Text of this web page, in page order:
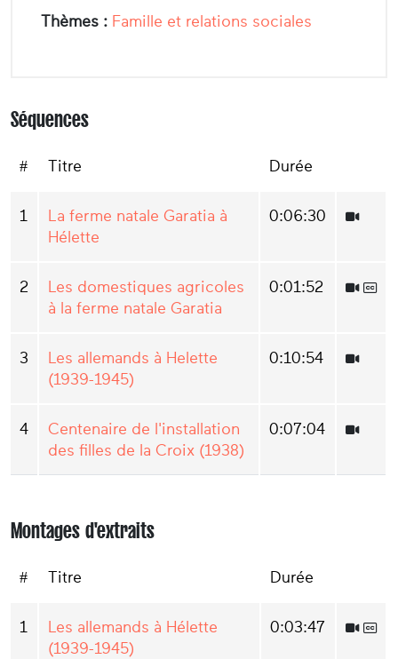
Thèmes : Famille et relations sociales
Séquences
# Titre Durée
1
La ferme natale Garatia à
Hélette
0:06:30
2
Les domestiques agricoles
à la ferme natale Garatia
0:01:52
3
Les allemands à Helette
(1939-1945)
0:10:54
4
Centenaire de l'installation
des filles de la Croix (1938)
0:07:04
Montages d'extraits
# Titre Durée
1
Les allemands à Hélette
(1939-1945)
0:03:47